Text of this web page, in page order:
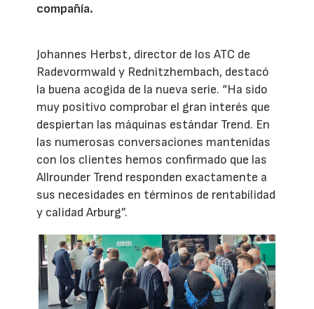
compañía.
Johannes Herbst, director de los ATC de
Radevormwald y Rednitzhembach, destacó
la buena acogida de la nueva serie. “Ha sido
muy positivo comprobar el gran interés que
despiertan las máquinas estándar Trend. En
las numerosas conversaciones mantenidas
con los clientes hemos confirmado que las
Allrounder Trend responden exactamente a
sus necesidades en términos de rentabilidad
y calidad Arburg”.